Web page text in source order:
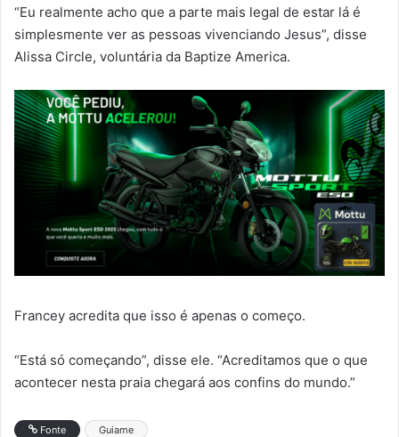
“Eu realmente acho que a parte mais legal de estar lá é
simplesmente ver as pessoas vivenciando Jesus”, disse
Alissa Circle, voluntária da Baptize America.
Francey acredita que isso é apenas o começo.
“Está só começando”, disse ele. “Acreditamos que o que
acontecer nesta praia chegará aos confins do mundo.”
Fonte Guiame